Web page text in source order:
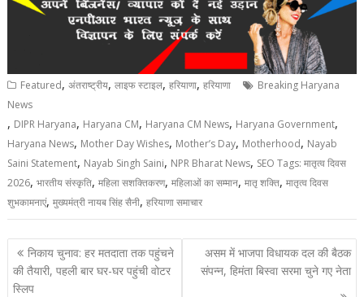
Featured,अंतराष्ट्रीय,लाइफ स्टाइल,हरियाणा,हरियाणा
Breaking Haryana
News
, DIPR Haryana, Haryana CM, Haryana CM News, Haryana Government,
Haryana News, Mother Day Wishes, Mother’s Day, Motherhood, Nayab
Saini Statement, Nayab Singh Saini, NPR Bharat News, SEO Tags: मातृत्व दिवस
2026,भारतीय संस्कृति,महिला सशक्तिकरण,महिलाओं का सम्मान,मातृ शक्ति,मातृत्व दिवस
शुभकामनाएं,मुख्यमंत्री नायब सिंह सैनी,हरियाणा समाचार
Post
navigation
निकाय चुनाव: हर मतदाता तक पहुंचने
की तैयारी, पहली बार घर-घर पहुंची वोटर
स्लिप
असम में भाजपा विधायक दल की बैठक
संपन्न, हिमंता बिस्वा सरमा चुने गए नेता